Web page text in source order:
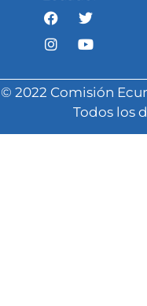
© 2022 Comisión
Todos los